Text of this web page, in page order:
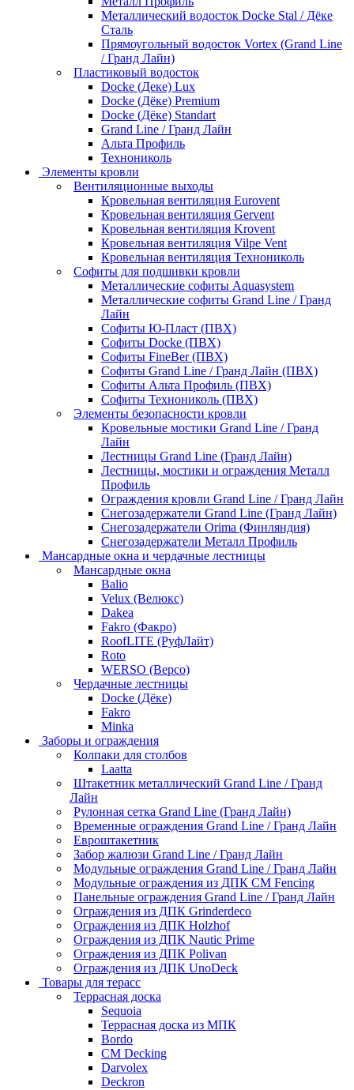
Металлический водосток Docke Stal / Дёке
Сталь
Прямоугольный водосток Vortex (Grand Line
/ Гранд Лайн)
Пластиковый водосток
Docke (Деке) Lux
Docke (Дёке) Premium
Docke (Дёке) Standart
Grand Line / Гранд Лайн
Альта Профиль
Технониколь
Элементы кровли
Вентиляционные выходы
Кровельная вентиляция Eurovent
Кровельная вентиляция Gervent
Кровельная вентиляция Krovent
Кровельная вентиляция Vilpe Vent
Кровельная вентиляция Технониколь
Cофиты для подшивки кровли
Металлические софиты Aquasystem
Металлические софиты Grand Line / Гранд
Лайн
Софиты Ю-Пласт (ПВХ)
Софиты Docke (ПВХ)
Софиты FineBer (ПВХ)
Софиты Grand Line / Гранд Лайн (ПВХ)
Софиты Альта Профиль (ПВХ)
Софиты Технониколь (ПВХ)
Элементы безопасности кровли
Кровельные мостики Grand Line / Гранд
Лайн
Лестницы Grand Line (Гранд Лайн)
Лестницы, мостики и ограждения Металл
Профиль
Ограждения кровли Grand Line / Гранд Лайн
Снегозадержатели Grand Line (Гранд Лайн)
Снегозадержатели Orima (Финляндия)
Снегозадержатели Металл Профиль
Мансардные окна и чердачные лестницы
Мансардные окна
Balio
Velux (Велюкс)
Dakea
Fakro (Факро)
RoofLITE (РуфЛайт)
Roto
WERSO (Версо)
Чердачные лестницы
Docke (Дёке)
Fakro
Minka
Заборы и ограждения
Колпаки для столбов
Laatta
Штакетник металлический Grand Line / Гранд
Лайн
Рулонная сетка Grand Line (Гранд Лайн)
Временные ограждения Grand Line / Гранд Лайн
Евроштакетник
Забор жалюзи Grand Line / Гранд Лайн
Модульные ограждения Grand Line / Гранд Лайн
Модульные ограждения из ДПК CM Fencing
Панельные ограждения Grand Line / Гранд Лайн
Ограждения из ДПК Grinderdeco
Ограждения из ДПК Holzhof
Ограждения из ДПК Nautic Prime
Ограждения из ДПК Polivan
Ограждения из ДПК UnoDeck
Товары для терасс
Террасная доска
Sequoia
Террасная доска из МПК
Bordo
CM Decking
Darvolex
Deckron